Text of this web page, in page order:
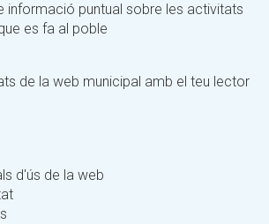
informació puntual sobre les activitats
es fa al poble
de la web municipal amb el teu lector
d'ús de la web